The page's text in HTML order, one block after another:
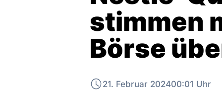
stimmen
Börse
21. Februar 202400:01 Uhr